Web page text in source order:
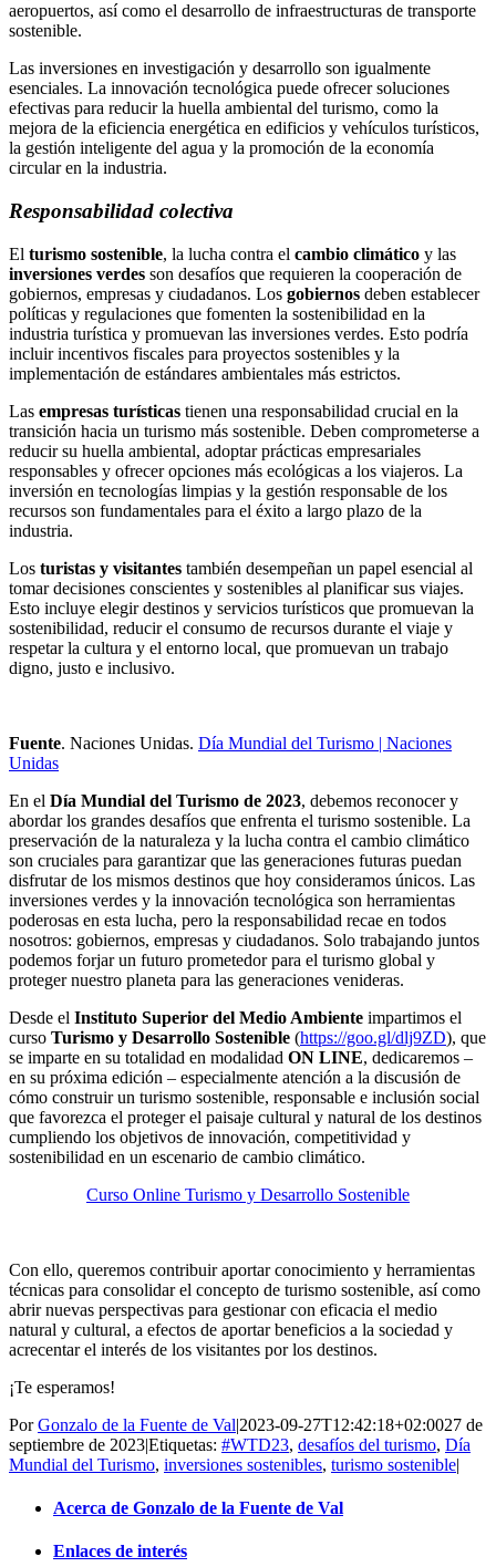
aeropuertos, así como el desarrollo de infraestructuras de transporte
sostenible.
Las inversiones en investigación y desarrollo son igualmente
esenciales. La innovación tecnológica puede ofrecer soluciones
efectivas para reducir la huella ambiental del turismo, como la
mejora de la eficiencia energética en edificios y vehículos turísticos,
la gestión inteligente del agua y la promoción de la economía
circular en la industria.
Responsabilidad colectiva
El turismo sostenible, la lucha contra el cambio climático y las
inversiones verdes son desafíos que requieren la cooperación de
gobiernos, empresas y ciudadanos. Los gobiernos deben establecer
políticas y regulaciones que fomenten la sostenibilidad en la
industria turística y promuevan las inversiones verdes. Esto podría
incluir incentivos fiscales para proyectos sostenibles y la
implementación de estándares ambientales más estrictos.
Las empresas turísticas tienen una responsabilidad crucial en la
transición hacia un turismo más sostenible. Deben comprometerse a
reducir su huella ambiental, adoptar prácticas empresariales
responsables y ofrecer opciones más ecológicas a los viajeros. La
inversión en tecnologías limpias y la gestión responsable de los
recursos son fundamentales para el éxito a largo plazo de la
industria.
Los turistas y visitantes también desempeñan un papel esencial al
tomar decisiones conscientes y sostenibles al planificar sus viajes.
Esto incluye elegir destinos y servicios turísticos que promuevan la
sostenibilidad, reducir el consumo de recursos durante el viaje y
respetar la cultura y el entorno local, que promuevan un trabajo
digno, justo e inclusivo.
Fuente. Naciones Unidas. Día Mundial del Turismo | Naciones
Unidas
En el Día Mundial del Turismo de 2023, debemos reconocer y
abordar los grandes desafíos que enfrenta el turismo sostenible. La
preservación de la naturaleza y la lucha contra el cambio climático
son cruciales para garantizar que las generaciones futuras puedan
disfrutar de los mismos destinos que hoy consideramos únicos. Las
inversiones verdes y la innovación tecnológica son herramientas
poderosas en esta lucha, pero la responsabilidad recae en todos
nosotros: gobiernos, empresas y ciudadanos. Solo trabajando juntos
podemos forjar un futuro prometedor para el turismo global y
proteger nuestro planeta para las generaciones venideras.
Desde el Instituto Superior del Medio Ambiente impartimos el
curso Turismo y Desarrollo Sostenible (https://goo.gl/dlj9ZD), que
se imparte en su totalidad en modalidad ON LINE, dedicaremos –
en su próxima edición – especialmente atención a la discusión de
cómo construir un turismo sostenible, responsable e inclusión social
que favorezca el proteger el paisaje cultural y natural de los destinos
cumpliendo los objetivos de innovación, competitividad y
sostenibilidad en un escenario de cambio climático.
Curso Online Turismo y Desarrollo Sostenible
Con ello, queremos contribuir aportar conocimiento y herramientas
técnicas para consolidar el concepto de turismo sostenible, así como
abrir nuevas perspectivas para gestionar con eficacia el medio
natural y cultural, a efectos de aportar beneficios a la sociedad y
acrecentar el interés de los visitantes por los destinos.
¡Te esperamos!
PorGonzalo de la Fuente de Val|2023-09-27T12:42:18+02:0027 de
septiembre de 2023|Etiquetas: #WTD23, desafíos del turismo, Día
Mundial del Turismo, inversiones sostenibles, turismo sostenible|
Acerca de Gonzalo de la Fuente de Val
Enlaces de interés